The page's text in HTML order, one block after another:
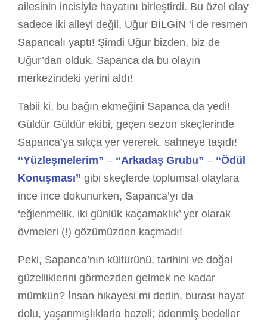
ailesinin incisiyle hayatını birleştirdi. Bu özel olay
sadece iki aileyi değil, Uğur BİLGİN ‘i de resmen
Sapancalı yaptı! Şimdi Uğur bizden, biz de
Uğur’dan olduk. Sapanca da bu olayın
merkezindeki yerini aldı!
Tabii ki, bu bağın ekmeğini Sapanca da yedi!
Güldür Güldür ekibi, geçen sezon skeçlerinde
Sapanca’ya sıkça yer vererek, sahneye taşıdı!
“Yüzleşmelerim” – “Arkadaş Grubu” – “Ödül
Konuşması” gibi skeçlerde toplumsal olaylara
ince ince dokunurken, Sapanca’yı da
‘eğlenmelik, iki günlük kaçamaklık’ yer olarak
övmeleri (!) gözümüzden kaçmadı!
Peki, Sapanca’nın kültürünü, tarihini ve doğal
güzelliklerini görmezden gelmek ne kadar
mümkün? İnsan hikayesi mi dedin, burası hayat
dolu, yaşanmışlıklarla bezeli; ödenmiş bedeller